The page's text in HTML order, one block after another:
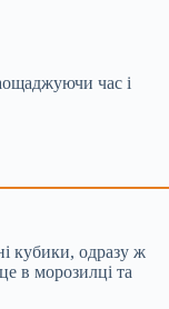
час і
кубики, одразу ж
в морозилці та